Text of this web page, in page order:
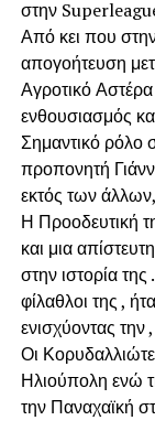
στην
Από κει που
απογοήτευση
Αγροτικό
ενθουσιασμός
Σημαντικό ρόλο
προπονητή
εκτός των
Η Προοδευτική
και μια
στην ιστορία
φίλαθλοι της ,
ενισχύοντας
Οι
Ηλιούπολη ενώ
την Παναχαϊκή